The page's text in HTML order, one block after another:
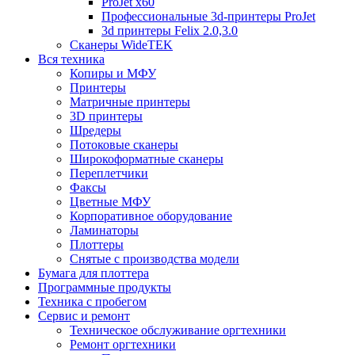
Профессиональные 3d-принтеры ProJet
3d принтеры Felix 2.0,3.0
Сканеры WideTEK
Вся техника
Копиры и МФУ
Принтеры
Матричные принтеры
3D принтеры
Шредеры
Потоковые сканеры
Широкоформатные сканеры
Переплетчики
Факсы
Цветные МФУ
Корпоративное оборудование
Ламинаторы
Плоттеры
Снятые с производства модели
Бумага для плоттера
Программные продукты
Техника с пробегом
Сервис и ремонт
Техническое обслуживание оргтехники
Ремонт оргтехники